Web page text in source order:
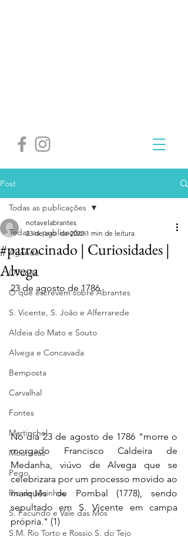
Post
Todas as publicações
Agenda
Olhares
O que escrevem sobre Abrantes
S. Vicente, S. João e Alferrarede
Aldeia do Mato e Souto
Alvega e Concavada
Bemposta
Carvalhal
Fontes
Martinchel
Mouriscas
Pego
Rio de Moinhos
S. Facundo e Vale das Mós
S.M. Rio Torto e Rossio S. do Tejo
Todas as publicações
#patrocinado | Curiosidades |
Alvega
notavelabrantes
23 de ago. de 2022 1 min de leitura
23 de agosto de 1786.
No dia 23 de agosto de 1786 "morre o
morgado Francisco Caldeira de
Medanha, viúvo de Alvega que se
celebrizara por um processo movido ao
marquês de Pombal (1778), sendo
sepultado em S. Vicente em campa
própria." (1)